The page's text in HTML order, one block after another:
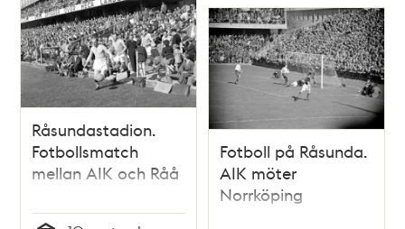
Råsundastadion.
Fotbollsmatch
mellan AIK och Råå
Fotboll på Råsunda.
AIK möter
Norrköping